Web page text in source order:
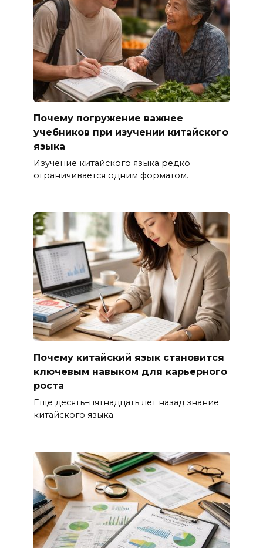
Почему погружение важнее
учебников при изучении китайского
языка
Изучение китайского языка редко
ограничивается одним форматом.
Почему китайский язык становится
ключевым навыком для карьерного
роста
Еще десять–пятнадцать лет назад знание
китайского языка